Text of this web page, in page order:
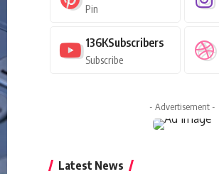
Pin
136KSubscribers
Subscribe
- Advertisement -
Latest News